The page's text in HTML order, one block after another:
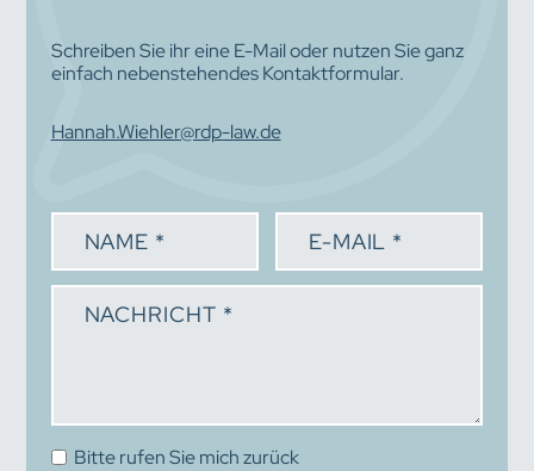
Schreiben Sie ihr eine E-Mail oder nutzen Sie ganz
einfach nebenstehendes Kontaktformular.
Hannah.Wiehler@rdp-law.de
Bitte rufen Sie mich zurück